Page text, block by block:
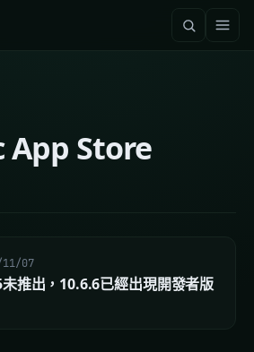
App Store
11/07
推出，10.6.6已經出現開發者版